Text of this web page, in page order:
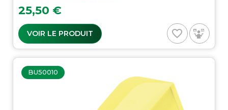
Prix
25,50 €
VOIR LE PRODUIT favorite_border
BU50010